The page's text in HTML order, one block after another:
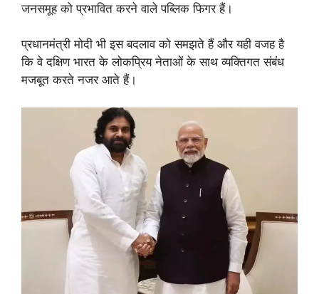
जनसमूह को प्रभावित करने वाले पब्लिक फिगर हैं।
प्रधानमंत्री मोदी भी इस बदलाव को समझते हैं और यही वजह है
कि वे दक्षिण भारत के लोकप्रिय नेताओं के साथ व्यक्तिगत संबंध
मजबूत करते नजर आते हैं।